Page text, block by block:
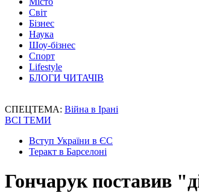
Світ
Бізнес
Наука
Шоу-бізнес
Спорт
Lifestyle
БЛОГИ ЧИТАЧІВ
СПЕЦТЕМА: Війна в Ірані
ВСІ ТЕМИ
Вступ України в ЄС
Теракт в Барселоні
Гончарук поставив